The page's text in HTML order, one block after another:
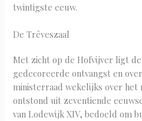
twintigste eeuw.
De Trêveszaal
Met zicht op de Hofvijver ligt
gedecoreerde ontvangst en
ministerraad wekelijks over het
ontstond uit zeventiende
van Lodewijk XIV, bedoeld om